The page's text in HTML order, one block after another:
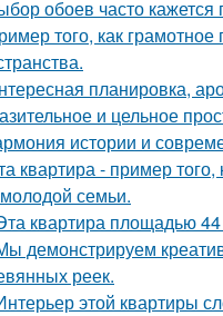
обоев часто
того, как
планировка,
и цельное
истории и
квартира - пример
семьи.
квартира площадью 44
демонстрируем
реек.
этой квартиры